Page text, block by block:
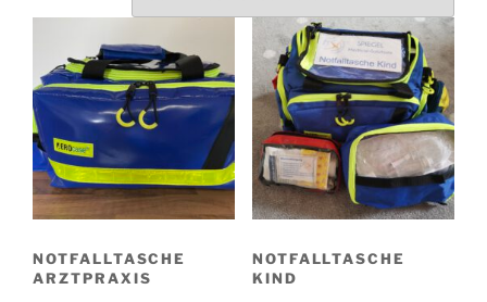
NOTFALLTASCHE
ARZTPRAXIS
NOTFALLTASCHE
KIND